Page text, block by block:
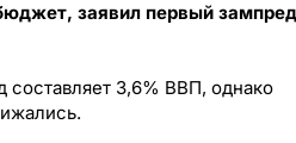
заявил первый
составляет 3,6% ВВП, однако